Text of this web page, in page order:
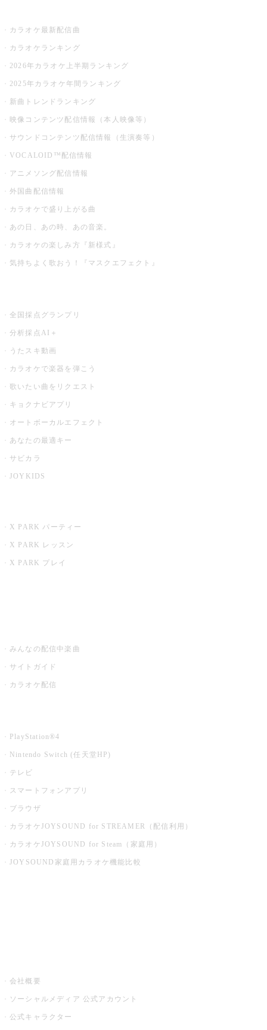
カラオケ最新配信曲
カラオケランキング
2026年カラオケ上半期ランキング
2025年カラオケ年間ランキング
新曲トレンドランキング
映像コンテンツ配信情報（本人映像等）
サウンドコンテンツ配信情報（生演奏等）
VOCALOID™配信情報
アニメソング配信情報
外国曲配信情報
カラオケで盛り上がる曲
あの日、あの時、あの音楽。
カラオケの楽しみ方『新様式』
気持ちよく歌おう！『マスクエフェクト』
全国採点グランプリ
分析採点AI＋
うたスキ動画
カラオケで楽器を弾こう
歌いたい曲をリクエスト
キョクナビアプリ
オートボーカルエフェクト
あなたの最適キー
サビカラ
JOYKIDS
X PARK パーティー
X PARK レッスン
X PARK プレイ
みんなの配信中楽曲
サイトガイド
カラオケ配信
PlayStation®4
Nintendo Switch (任天堂HP)
テレビ
スマートフォンアプリ
ブラウザ
カラオケJOYSOUND for STREAMER（配信利用）
カラオケJOYSOUND for Steam（家庭用）
JOYSOUND家庭用カラオケ機能比較
会社概要
ソーシャルメディア 公式アカウント
公式キャラクター